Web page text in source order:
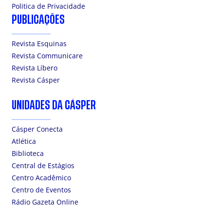
Politica de Privacidade
PUBLICAÇÕES
Revista Esquinas
Revista Communicare
Revista Líbero
Revista Cásper
UNIDADES DA CÁSPER
Cásper Conecta
Atlética
Biblioteca
Central de Estágios
Centro Acadêmico
Centro de Eventos
Rádio Gazeta Online